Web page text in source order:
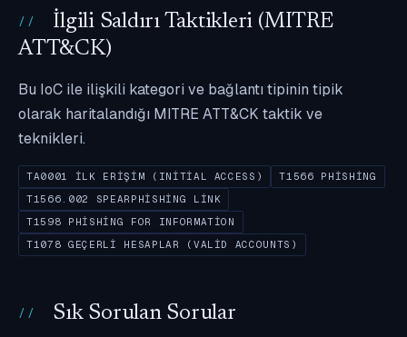
İlgili Saldırı Taktikleri (MITRE
ATT&CK)
Bu IoC ile ilişkili kategori ve bağlantı tipinin tipik
olarak haritalandığı MITRE ATT&CK taktik ve
teknikleri.
TA0001 İLK ERIŞIM (INITIAL ACCESS)
T1566 PHISHING
T1566.002 SPEARPHISHING LINK
T1598 PHISHING FOR INFORMATION
T1078 GEÇERLI HESAPLAR (VALID ACCOUNTS)
Sık Sorulan Sorular